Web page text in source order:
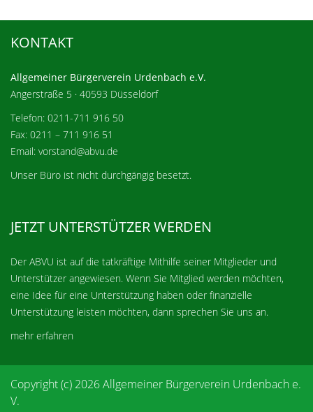
KONTAKT
Allgemeiner Bürgerverein Urdenbach e.V.
Angerstraße 5 · 40593 Düsseldorf
Telefon: 0211-711 916 50
Fax: 0211 – 711 916 51
Email: vorstand@abvu.de
Unser Büro ist nicht durchgängig besetzt.
JETZT UNTERSTÜTZER WERDEN
Der ABVU ist auf die tatkräftige Mithilfe seiner Mitglieder und
Unterstützer angewiesen. Wenn Sie Mitglied werden möchten,
eine Idee für eine Unterstützung haben oder finanzielle
Unterstützung leisten möchten, dann sprechen Sie uns an.
mehr erfahren
Copyright (c) 2026 Allgemeiner Bürgerverein Urdenbach e.
V.